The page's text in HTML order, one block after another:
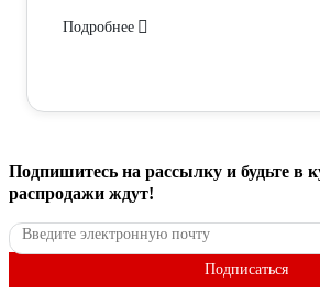
Подробнее
Подпишитесь на рассылку и будьте в
распродажи ждут!
Подписаться